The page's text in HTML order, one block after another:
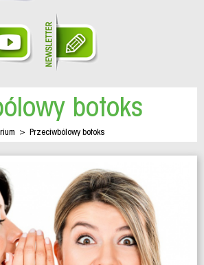
botoks
> Przeciwbólowy botoks